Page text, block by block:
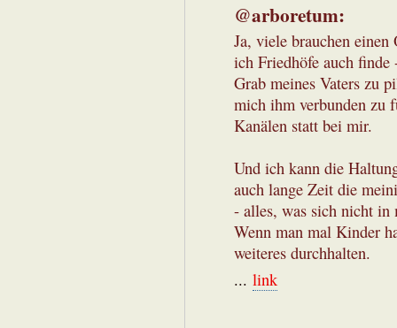
@arboretum:
Ja, viele brauchen
ich Friedhöfe auch
Grab meines Vaters zu
mich ihm verbunden zu
Kanälen statt bei mir.
Und ich kann die
auch lange Zeit die
- alles, was sich nicht in
Wenn man mal Kinder
weiteres durchhalten.
... link